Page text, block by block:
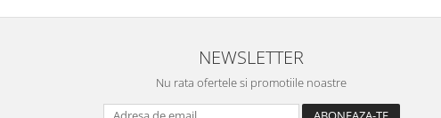
NEWSLETTER
Nu rata ofertele si promotiile noastre